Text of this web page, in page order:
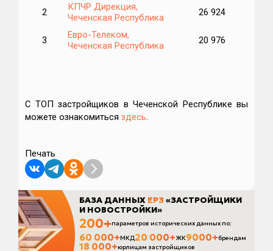
2
КПЧР Дирекция,
Чеченская Республика
26 924
3
Евро-Телеком,
Чеченская Республика
20 976
С ТОП застройщиков в Чеченской Республике вы
можете ознакомиться здесь.
Печать